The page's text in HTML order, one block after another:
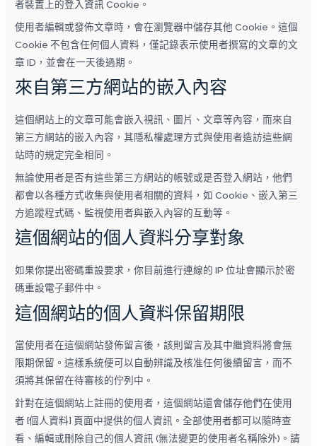
者裝置上的登入資訊 Cookie。
使用者編輯或發佈文章時，會在瀏覽器中儲存其他 Cookie。這個
Cookie 不包含任何個人資料，僅記錄表示使用者撰寫的文章的文
章 ID，並會在一天後過期。
來自第三方網站的嵌入內容
這個網站上的文章可能會嵌入視訊、圖片、文章等內容，而來自
第三方網站的嵌入內容，其隱私權處理方式與使用者造訪這些網
站時的規定完全相同。
無論使用者是否有這些第三方網站的帳號或是否登入網站，他們
都會以各種方式收集與使用者相關的資料，如 Cookie、嵌入第三
方追蹤程式碼、監視使用者與嵌入內容的互動等。
這個網站的個人資料分享對象
如果你提出密碼重設要求，你目前進行連線的 IP 位址會顯示於密
碼重設電子郵件中。
這個網站的個人資料保留期限
當使用者在這個網站發佈留言後，該則留言及其中繼資料將會無
限期保留。這樣系統便可以自動辨識及核准任何後續留言，而不
須將其保留在待審核的佇列中。
針對在這個網站上註冊的使用者，這個網站還會儲存他們在使用
者 [個人資料] 頁面中提供的個人資訊。全部使用者都可以隨時查
看、編輯或刪除自己的個人資訊 (無法變更的使用者名稱除外)。請